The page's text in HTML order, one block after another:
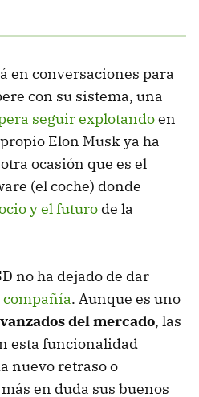
en conversaciones para
con su sistema, una
seguir explotandoen
Elon Musk ya ha
ocasión que es el
(el coche) donde
y el futuro de la
no ha dejado de dar
compañía. Aunque es uno
del mercado, las
esta funcionalidad
nuevo retraso o
en duda sus buenos